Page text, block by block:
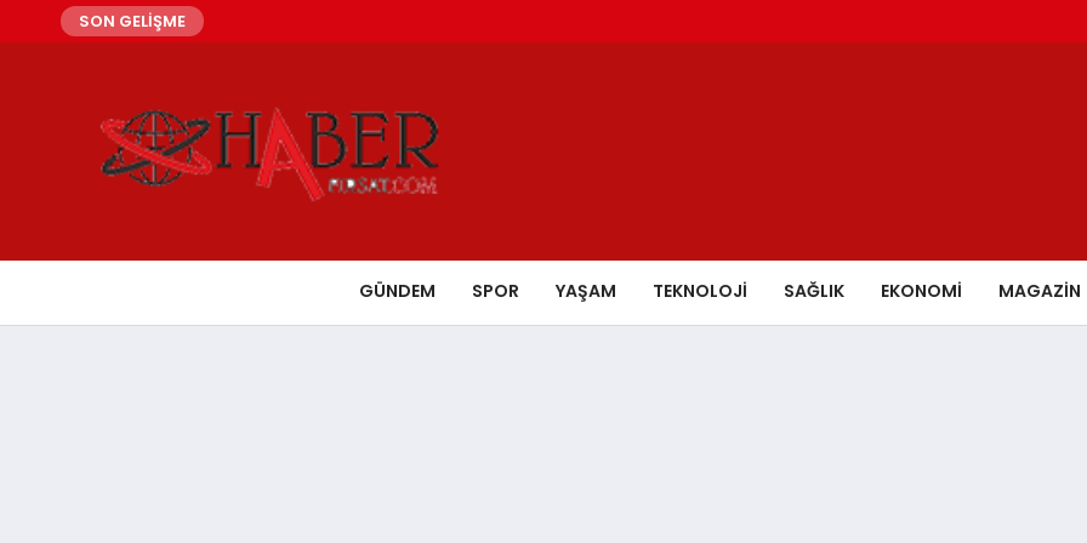
SON GELİŞME
GÜNDEM SPOR YAŞAM TEKNOLOJİ SAĞLIK EKONOMİ MAGAZİN